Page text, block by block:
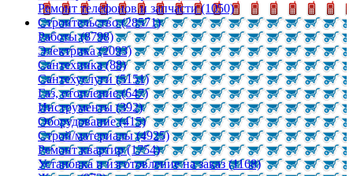
Ремонт телефонов и запчасти (1050)
Строительство (28571)
Работы (8798)
Электрика (2093)
Сантехника (88)
Сантехуслуги (5151)
Газ, отопление (647)
Инструменты (392)
Оборудование (415)
Строй/материалы (4925)
Ремонт квартир (1754)
Установка и изготовление на заказ (1168)